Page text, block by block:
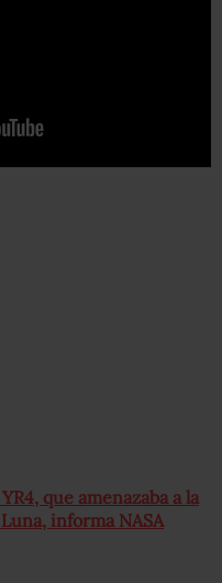
que amenazaba a la
informa NASA